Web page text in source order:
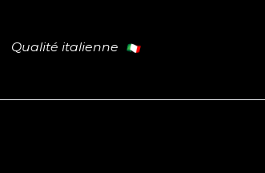
Qualité italienne